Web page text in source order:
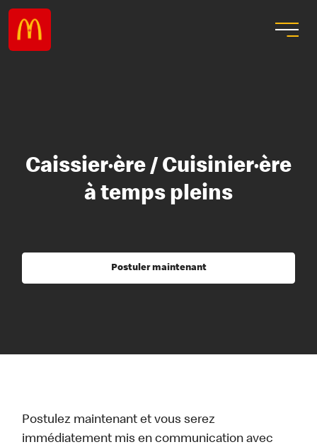
Caissier·ère / Cuisinier·ère
à temps pleins
Postuler maintenant
Postulez maintenant et vous serez
immédiatement mis en communication avec